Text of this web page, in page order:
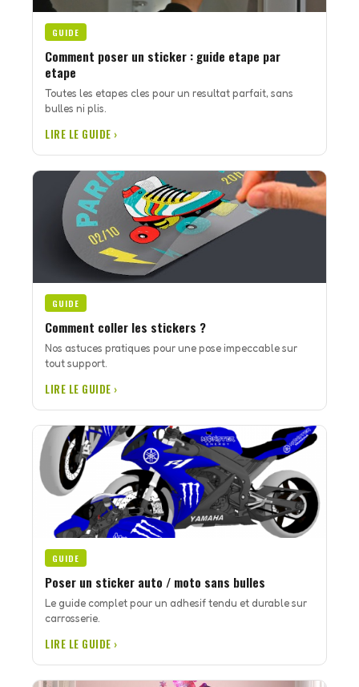
GUIDE
Comment poser un sticker : guide etape par
etape
Toutes les etapes cles pour un resultat parfait, sans
bulles ni plis.
LIRE LE GUIDE ›
GUIDE
Comment coller les stickers ?
Nos astuces pratiques pour une pose impeccable sur
tout support.
LIRE LE GUIDE ›
GUIDE
Poser un sticker auto / moto sans bulles
Le guide complet pour un adhesif tendu et durable sur
carrosserie.
LIRE LE GUIDE ›